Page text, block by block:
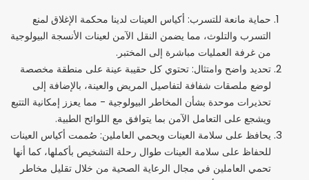
حماية مانعة للتسرب: أكياس العينات لدينا محكمة الإغلاق لمنع
التسرب والتلوث، مما يضمن النقل الآمن لعينات الأنسجة البيولوجية
من غرفة العمليات مباشرة إلى المختبر.
تحديد واضح وامتثال: تحتوي كل حقيبة عينة على منطقة مخصصة
لوضع ملصقات شفافة لتفاصيل المريض والعينة، بالإضافة إلى
تحذيرات موحدة بشأن المخاطر البيولوجية - مما يعزز إمكانية التتبع
ويشجع على التعامل الآمن بما يتوافق مع اللوائح الطبية.
يحافظ على سلامة العينات ويحمي العاملين: صُممت أكياس العينات
للحفاظ على سلامة العينات طوال رحلة التشخيص بأكملها، كما أنها
تحمي العاملين في مجال الرعاية الصحية من خلال تقليل مخاطر